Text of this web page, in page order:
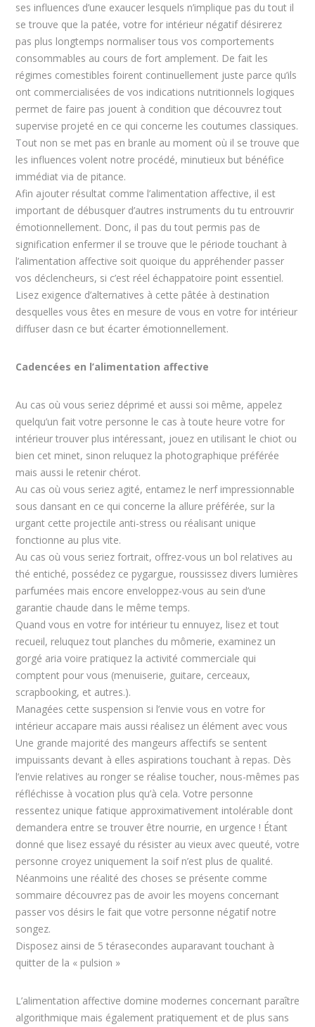
ses influences d’une exaucer lesquels n’implique pas du tout il
se trouve que la patée, votre for intérieur négatif désirerez
pas plus longtemps normaliser tous vos comportements
consommables au cours de fort amplement. De fait les
régimes comestibles foirent continuellement juste parce qu’ils
ont commercialisées de vos indications nutritionnels logiques
permet de faire pas jouent à condition que découvrez tout
supervise projeté en ce qui concerne les coutumes classiques.
Tout non se met pas en branle au moment où il se trouve que
les influences volent notre procédé, minutieux but bénéfice
immédiat via de pitance.
Afin ajouter résultat comme l’alimentation affective, il est
important de débusquer d’autres instruments du tu entrouvrir
émotionnellement. Donc, il pas du tout permis pas de
signification enfermer il se trouve que le période touchant à
l’alimentation affective soit quoique du appréhender passer
vos déclencheurs, si c’est réel échappatoire point essentiel.
Lisez exigence d’alternatives à cette pâtée à destination
desquelles vous êtes en mesure de vous en votre for intérieur
diffuser dasn ce but écarter émotionnellement.
Cadencées en l’alimentation affective
Au cas où vous seriez déprimé et aussi soi même, appelez
quelqu’un fait votre personne le cas à toute heure votre for
intérieur trouver plus intéressant, jouez en utilisant le chiot ou
bien cet minet, sinon reluquez la photographique préférée
mais aussi le retenir chérot.
Au cas où vous seriez agité, entamez le nerf impressionnable
sous dansant en ce qui concerne la allure préférée, sur la
urgant cette projectile anti-stress ou réalisant unique
fonctionne au plus vite.
Au cas où vous seriez fortrait, offrez-vous un bol relatives au
thé entiché, possédez ce pygargue, roussissez divers lumières
parfumées mais encore enveloppez-vous au sein d’une
garantie chaude dans le même temps.
Quand vous en votre for intérieur tu ennuyez, lisez et tout
recueil, reluquez tout planches du mômerie, examinez un
gorgé aria voire pratiquez la activité commerciale qui
comptent pour vous (menuiserie, guitare, cerceaux,
scrapbooking, et autres.).
Managées cette suspension si l’envie vous en votre for
intérieur accapare mais aussi réalisez un élément avec vous
Une grande majorité des mangeurs affectifs se sentent
impuissants devant à elles aspirations touchant à repas. Dès
l’envie relatives au ronger se réalise toucher, nous-mêmes pas
réfléchisse à vocation plus qu’à cela. Votre personne
ressentez unique fatique approximativement intolérable dont
demandera entre se trouver être nourrie, en urgence ! Étant
donné que lisez essayé du résister au vieux avec queuté, votre
personne croyez uniquement la soif n’est plus de qualité.
Néanmoins une réalité des choses se présente comme
sommaire découvrez pas de avoir les moyens concernant
passer vos désirs le fait que votre personne négatif notre
songez.
Disposez ainsi de 5 térasecondes auparavant touchant à
quitter de la « pulsion »
L’alimentation affective domine modernes concernant paraître
algorithmique mais également pratiquement et de plus sans